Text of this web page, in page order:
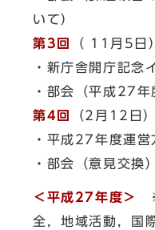
いて）
第3回
（ 11月5日
・新庁舎開庁記念
・部会（平成27年
第4回
（2月12日）
・平成27年度運営
・部会（意見交換）
＜平成27年度＞
全，地域活動，国